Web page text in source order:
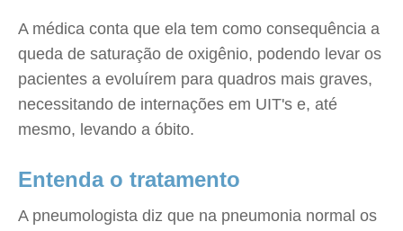
A médica conta que ela tem como consequência a
queda de saturação de oxigênio, podendo levar os
pacientes a evoluírem para quadros mais graves,
necessitando de internações em UIT's e, até
mesmo, levando a óbito.
Entenda o tratamento
A pneumologista diz que na pneumonia normal os